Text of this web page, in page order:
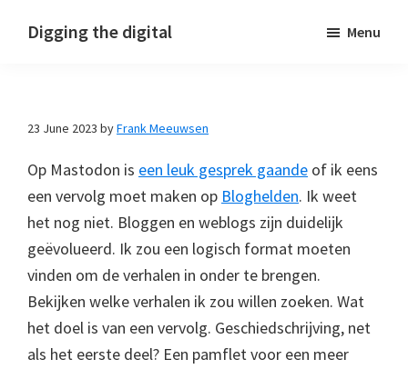
Digging the digital Menu
23 June 2023 byFrank Meeuwsen
Op Mastodon is een leuk gesprek gaande of ik eens
een vervolg moet maken op Bloghelden. Ik weet
het nog niet. Bloggen en weblogs zijn duidelijk
geëvolueerd. Ik zou een logisch format moeten
vinden om de verhalen in onder te brengen.
Bekijken welke verhalen ik zou willen zoeken. Wat
het doel is van een vervolg. Geschiedschrijving, net
als het eerste deel? Een pamflet voor een meer